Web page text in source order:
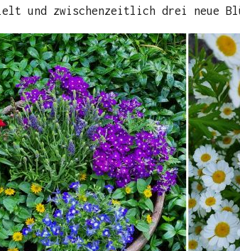
und zwischenzeitlich drei neue